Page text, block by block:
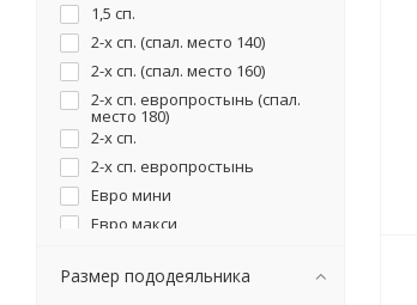
1,5 сп.
2-х сп. (спал. место 140)
2-х сп. (спал. место 160)
2-х сп. европростынь (спал.
место 180)
2-х сп.
2-х сп. европростынь
Евро мини
Евро макси
Размер пододеяльника